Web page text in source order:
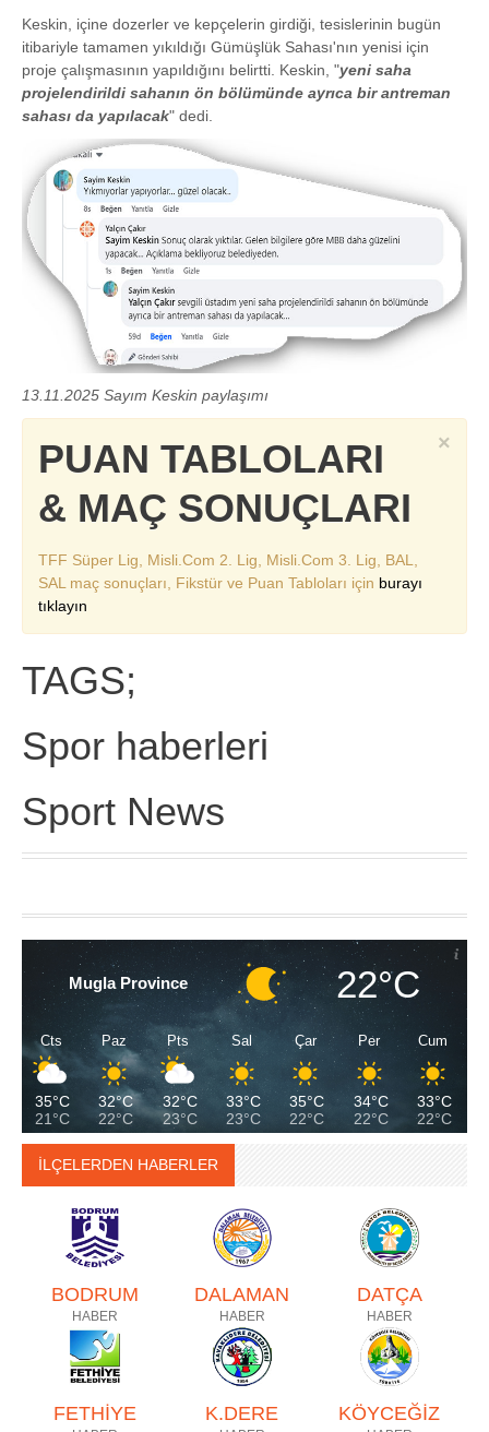
Keskin, içine dozerler ve kepçelerin girdiği, tesislerinin bugün
itibariyle tamamen yıkıldığı Gümüşlük Sahası'nın yenisi için
proje çalışmasının yapıldığını belirtti. Keskin, "yeni saha
projelendirildi sahanın ön bölümünde ayrıca bir antreman
sahası da yapılacak" dedi.
13.11.2025 Sayım Keskin paylaşımı
×
PUAN TABLOLARI
& MAÇ SONUÇLARI
TFF Süper Lig, Misli.Com 2. Lig, Misli.Com 3. Lig, BAL,
SAL maç sonuçları, Fikstür ve Puan Tabloları için burayı
tıklayın
TAGS;
Spor haberleri
Sport News
Mugla Province 22°C
Cts
35°C
21°C
Paz
32°C
22°C
Pts
32°C
23°C
Sal
33°C
23°C
Çar
35°C
22°C
Per
34°C
22°C
Cum
33°C
22°C
İLÇELERDEN HABERLER
BODRUM
HABER
DALAMAN
HABER
DATÇA
HABER
FETHİYE K.DERE KÖYCEĞİZ